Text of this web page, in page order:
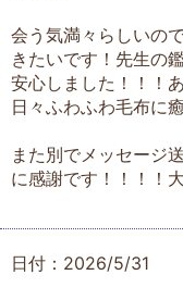
会う気満々らしいの
きたいです！先生の
安心しました！！！
日々ふわふわ毛布に
また別でメッセージ
に感謝です！！！！
日付：2026/5/31